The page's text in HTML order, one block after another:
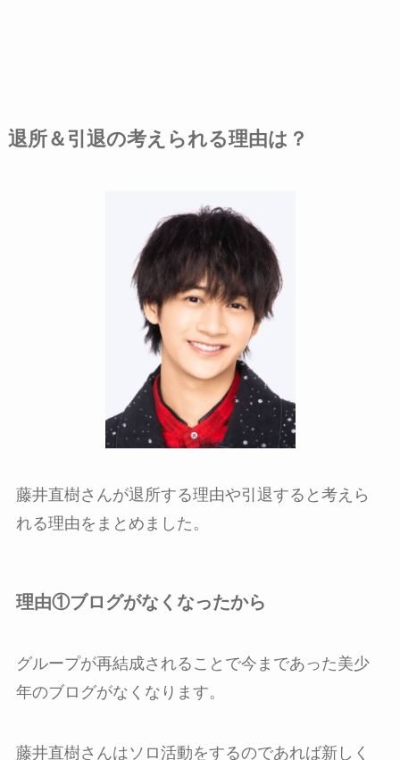
退所＆引退の考えられる理由は？
藤井直樹さんが退所する理由や引退すると考えら
れる理由をまとめました。
理由①ブログがなくなったから
グループが再結成されることで今まであった美少
年のブログがなくなります。
藤井直樹さんはソロ活動をするのであれば新しく